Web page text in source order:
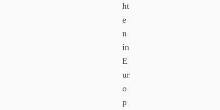
ht
e
n
in
E
ur
o
p